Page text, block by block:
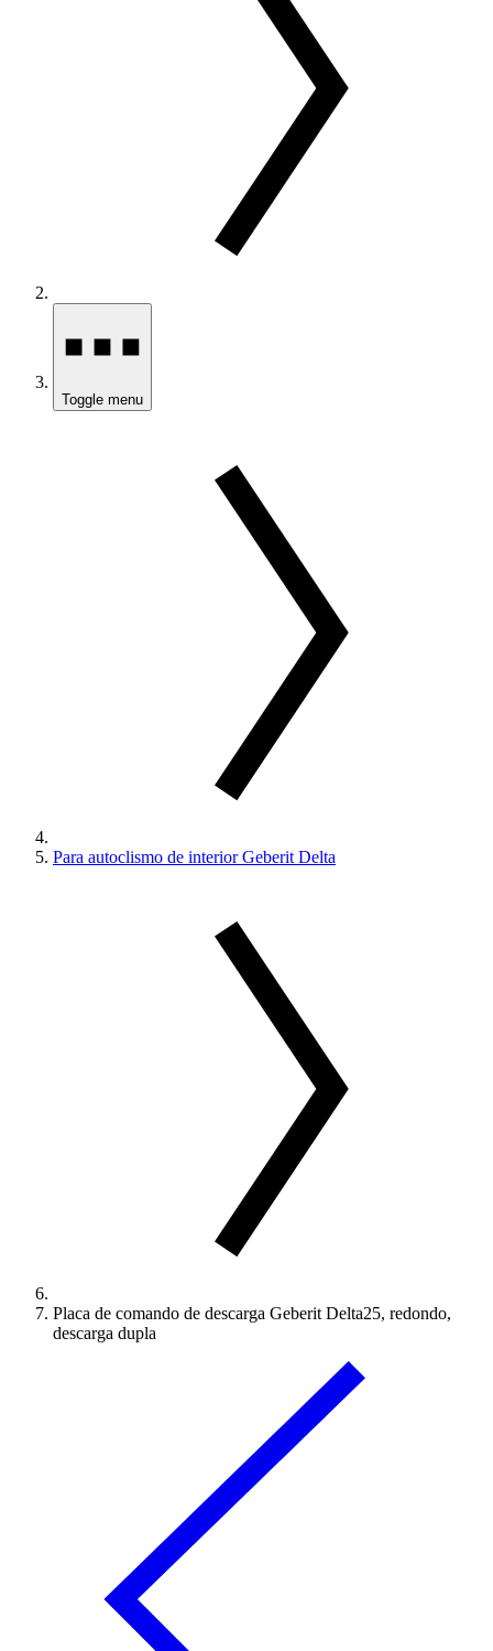
Toggle menu
Para autoclismo de interior Geberit Delta
Placa de comando de descarga Geberit Delta25, redondo,
descarga dupla